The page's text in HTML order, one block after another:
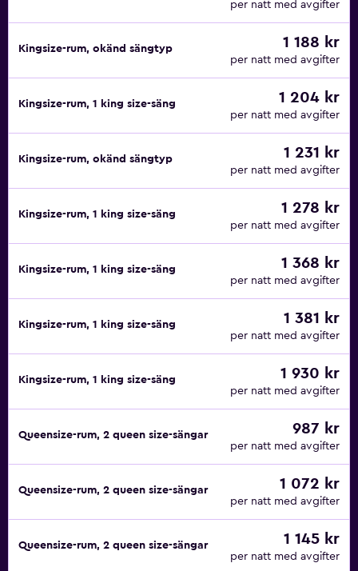
per natt med avgifter
Kingsize-rum, okänd sängtyp 1 188 kr
per natt med avgifter
Kingsize-rum, 1 king size-säng 1 204 kr
per natt med avgifter
Kingsize-rum, okänd sängtyp 1 231 kr
per natt med avgifter
Kingsize-rum, 1 king size-säng 1 278 kr
per natt med avgifter
Kingsize-rum, 1 king size-säng 1 368 kr
per natt med avgifter
Kingsize-rum, 1 king size-säng 1 381 kr
per natt med avgifter
Kingsize-rum, 1 king size-säng 1 930 kr
per natt med avgifter
Queensize-rum, 2 queen size-sängar 987 kr
per natt med avgifter
Queensize-rum, 2 queen size-sängar 1 072 kr
per natt med avgifter
Queensize-rum, 2 queen size-sängar 1 145 kr
per natt med avgifter